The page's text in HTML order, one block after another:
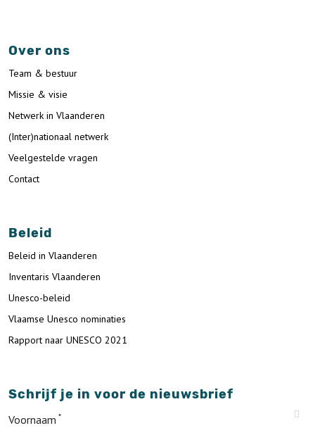
Over ons
Team & bestuur
Missie & visie
Netwerk in Vlaanderen
(Inter)nationaal netwerk
Veelgestelde vragen
Contact
Beleid
Beleid in Vlaanderen
Inventaris Vlaanderen
Unesco-beleid
Vlaamse Unesco nominaties
Rapport naar UNESCO 2021
Schrijf je in voor de nieuwsbrief
Voornaam